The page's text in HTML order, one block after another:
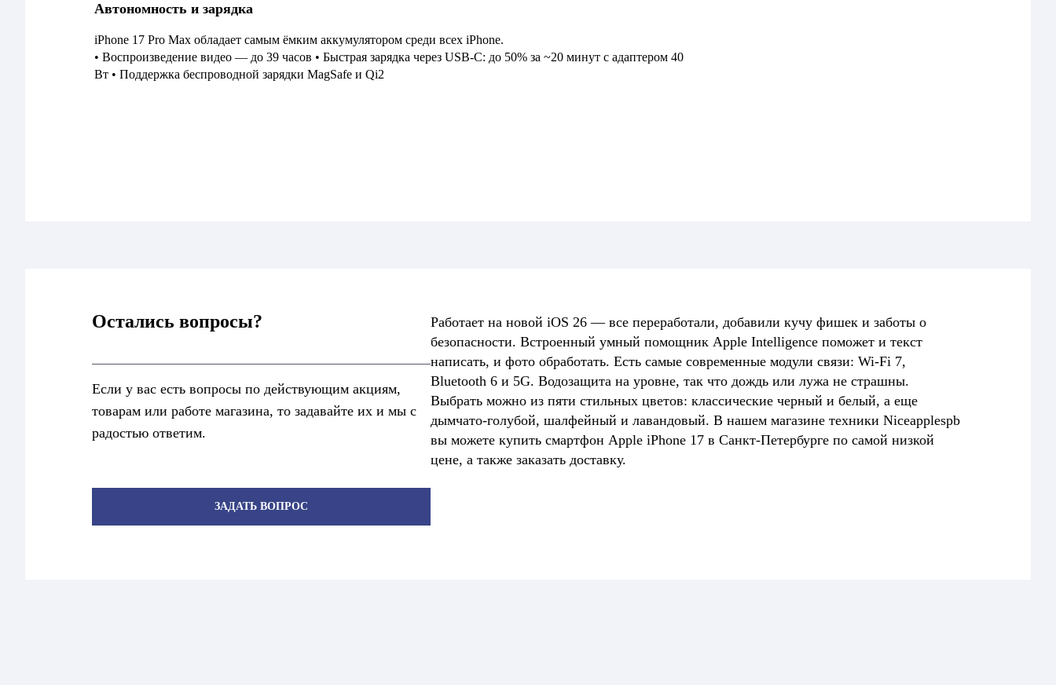
Автономность и зарядка
iPhone 17 Pro Max обладает самым ёмким аккумулятором среди всех iPhone.
• Воспроизведение видео — до 39 часов • Быстрая зарядка через USB-C: до 50% за ~20 минут с адаптером 40
Вт • Поддержка беспроводной зарядки MagSafe и Qi2
Остались вопросы?
Если у вас есть вопросы по действующим акциям,
товарам или работе магазина, то задавайте их и мы с
радостью ответим.
ЗАДАТЬ ВОПРОС
Работает на новой iOS 26 — все переработали, добавили кучу фишек и заботы о
безопасности. Встроенный умный помощник Apple Intelligence поможет и текст
написать, и фото обработать. Есть самые современные модули связи: Wi-Fi 7,
Bluetooth 6 и 5G. Водозащита на уровне, так что дождь или лужа не страшны.
Выбрать можно из пяти стильных цветов: классические черный и белый, а еще
дымчато-голубой, шалфейный и лавандовый. В нашем магазине техники Niceapplespb
вы можете купить смартфон Apple iPhone 17 в Санкт-Петербурге по самой низкой
цене, а также заказать доставку.